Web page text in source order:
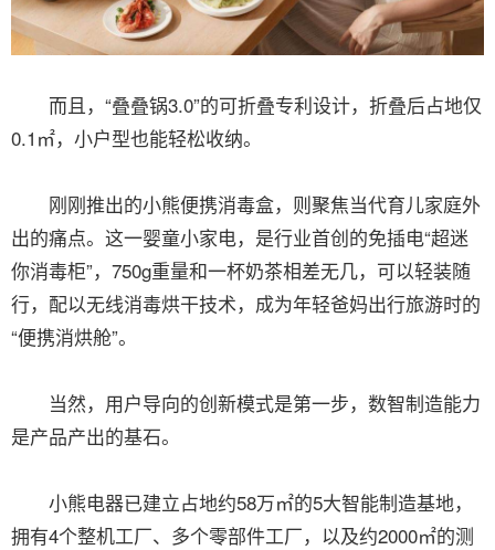
而且，“叠叠锅3.0”的可折叠专利设计，折叠后占地仅
0.1㎡，小户型也能轻松收纳。
刚刚推出的小熊便携消毒盒，则聚焦当代育儿家庭外
出的痛点。这一婴童小家电，是行业首创的免插电“超迷
你消毒柜”，750g重量和一杯奶茶相差无几，可以轻装随
行，配以无线消毒烘干技术，成为年轻爸妈出行旅游时的
“便携消烘舱”。
当然，用户导向的创新模式是第一步，数智制造能力
是产品产出的基石。
小熊电器已建立占地约58万㎡的5大智能制造基地，
拥有4个整机工厂、多个零部件工厂，以及约2000㎡的测